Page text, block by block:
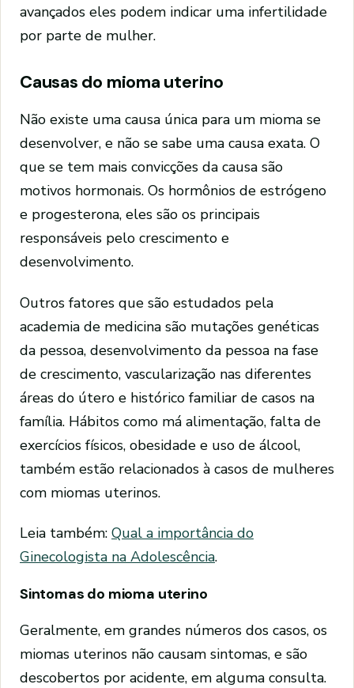
avançados eles podem indicar uma infertilidade
por parte de mulher.
Causas do mioma uterino
Não existe uma causa única para um mioma se
desenvolver, e não se sabe uma causa exata. O
que se tem mais convicções da causa são
motivos hormonais. Os hormônios de estrógeno
e progesterona, eles são os principais
responsáveis pelo crescimento e
desenvolvimento.
Outros fatores que são estudados pela
academia de medicina são mutações genéticas
da pessoa, desenvolvimento da pessoa na fase
de crescimento, vascularização nas diferentes
áreas do útero e histórico familiar de casos na
família. Hábitos como má alimentação, falta de
exercícios físicos, obesidade e uso de álcool,
também estão relacionados à casos de mulheres
com miomas uterinos.
Leia também: Qual a importância do
Ginecologista na Adolescência.
Sintomas do mioma uterino
Geralmente, em grandes números dos casos, os
miomas uterinos não causam sintomas, e são
descobertos por acidente, em alguma consulta.